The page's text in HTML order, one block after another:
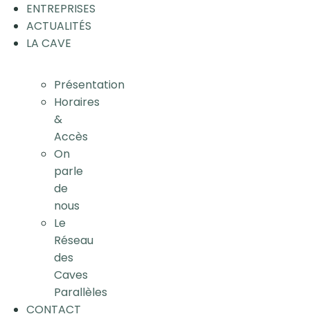
ENTREPRISES
ACTUALITÉS
LA CAVE
Présentation
Horaires
&
Accès
On
parle
de
nous
Le
Réseau
des
Caves
Parallèles
CONTACT